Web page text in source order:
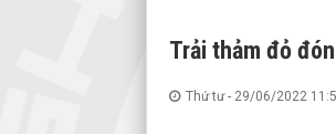
Trải thảm đỏ
Thứ tư - 29/06/2022